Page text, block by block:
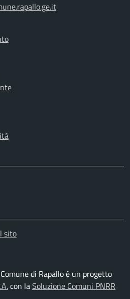
sito
di Rapallo è un progetto
con laSoluzione Comuni PNRR